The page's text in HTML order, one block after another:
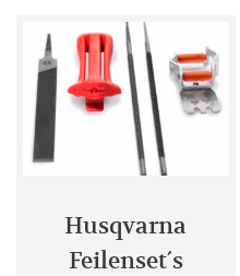
Husqvarna
Feilenset´s